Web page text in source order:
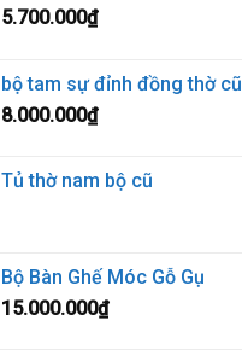
5.700.000₫
bộ tam sự đỉnh đồng thờ cũ
8.000.000₫
Tủ thờ nam bộ cũ
Bộ Bàn Ghế Móc Gỗ Gụ
15.000.000₫